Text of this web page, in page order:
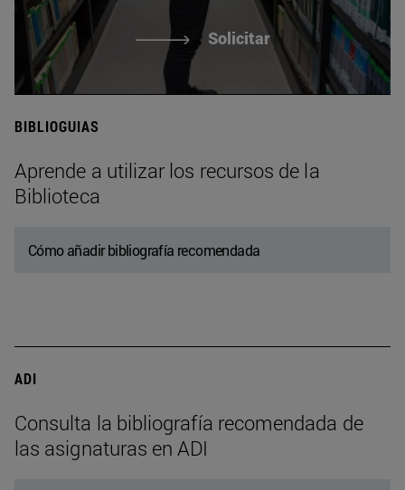
Solicitar
BIBLIOGUIAS
Aprende a utilizar los recursos de la
Biblioteca
Cómo añadir bibliografía recomendada
ADI
Consulta la bibliografía recomendada de
las asignaturas en ADI